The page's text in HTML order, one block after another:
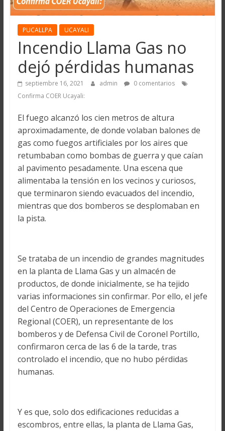
PUCALLPA UCAYALI
Incendio Llama Gas no
dejó pérdidas humanas
septiembre 16, 2021 admin
0 comentarios
Confirma COER Ucayali:
El fuego alcanzó los cien metros de altura
aproximadamente, de donde volaban balones de
gas como fuegos artificiales por los aires que
retumbaban como bombas de guerra y que caían
al pavimento pesadamente. Una escena que
alimentaba la tensión en los vecinos y curiosos,
que terminaron siendo evacuados del incendio,
mientras que dos bomberos se desplomaban en
la pista.
Se trataba de un incendio de grandes magnitudes
en la planta de Llama Gas y un almacén de
productos, de donde inicialmente, se ha tejido
varias informaciones sin confirmar. Por ello, el jefe
del Centro de Operaciones de Emergencia
Regional (COER), un representante de los
bomberos y de Defensa Civil de Coronel Portillo,
confirmaron cerca de las 6 de la tarde, tras
controlado el incendio, que no hubo pérdidas
humanas.
Y es que, solo dos edificaciones reducidas a
escombros, entre ellas, la planta de Llama Gas,